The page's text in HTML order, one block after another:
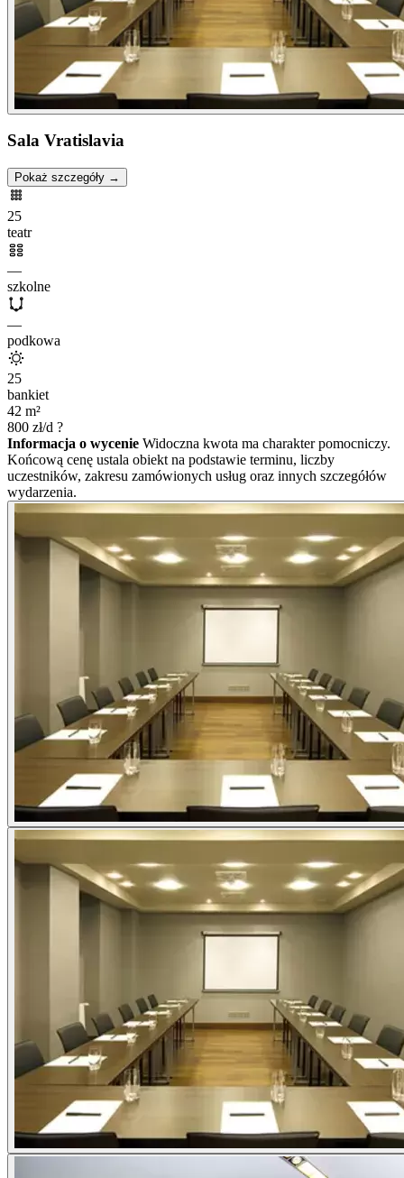
Sala Vratislavia
Pokaż szczegóły →
25
teatr
—
szkolne
—
podkowa
25
bankiet
42 m²
800 zł/d ?
Informacja o wycenie Widoczna kwota ma charakter pomocniczy.
Końcową cenę ustala obiekt na podstawie terminu, liczby
uczestników, zakresu zamówionych usług oraz innych szczegółów
wydarzenia.